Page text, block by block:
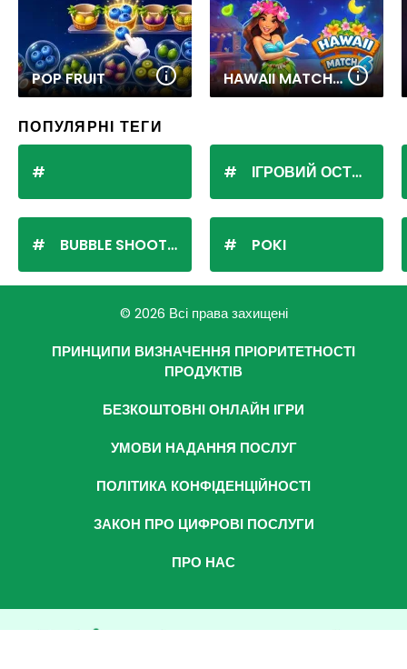
POP FRUIT HAWAII MATCH 6
ПОПУЛЯРНІ ТЕГИ
BUBBLE SHOOTER
ІГРОВИЙ ОСТРІВ
POKI
© 2026 Всі права захищені
ПРИНЦИПИ ВИЗНАЧЕННЯ ПРІОРИТЕТНОСТІ
ПРОДУКТІВ
БЕЗКОШТОВНІ ОНЛАЙН ІГРИ
УМОВИ НАДАННЯ ПОСЛУГ
ПОЛІТИКА КОНФІДЕНЦІЙНОСТІ
ЗАКОН ПРО ЦИФРОВІ ПОСЛУГИ
ПРО НАС